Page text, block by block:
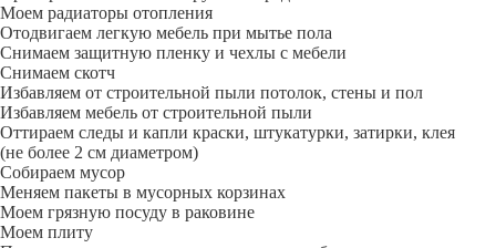
Моем радиаторы отопления
Отодвигаем легкую мебель при мытье пола
Снимаем защитную пленку и чехлы с мебели
Снимаем скотч
Избавляем от строительной пыли потолок, стены и пол
Избавляем мебель от строительной пыли
Оттираем следы и капли краски, штукатурки, затирки, клея
(не более 2 см диаметром)
Собираем мусор
Меняем пакеты в мусорных корзинах
Моем грязную посуду в раковине
Моем плиту